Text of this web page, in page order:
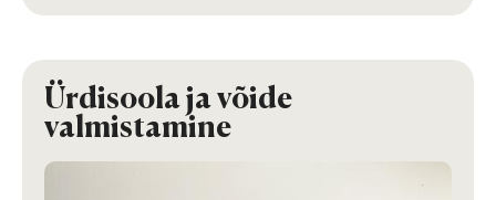
Ürdisoola ja võide
valmistamine